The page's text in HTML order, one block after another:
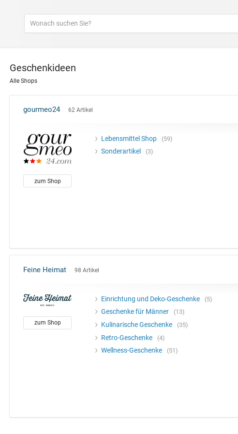
Geschenkideen
Alle Shops
gourmeo24 62 Artikel
zum Shop
Lebensmittel Shop 59
Sonderartikel 3
Feine Heimat 98 Artikel
zum Shop
Einrichtung und Deko-Geschenke 5
Geschenke für Männer 13
Kulinarische Geschenke 35
Retro-Geschenke 4
Wellness-Geschenke
51